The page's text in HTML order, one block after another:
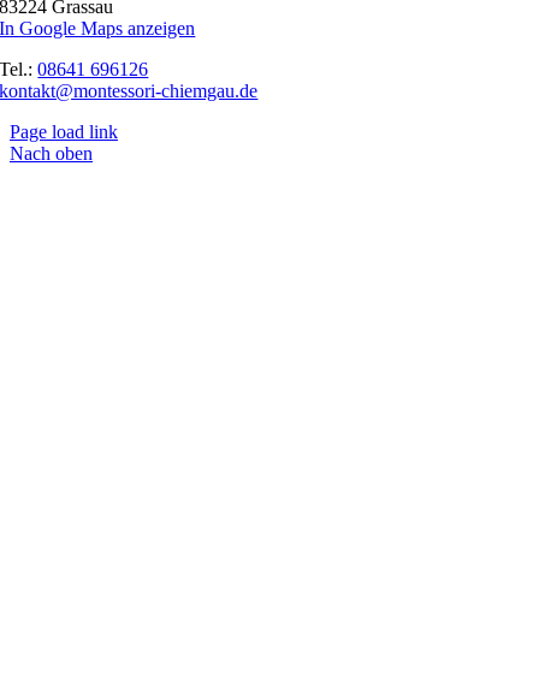
83224 Grassau
In Google Maps anzeigen
Tel.:08641 696126
kontakt@montessori-chiemgau.de
Page load link
Nach oben